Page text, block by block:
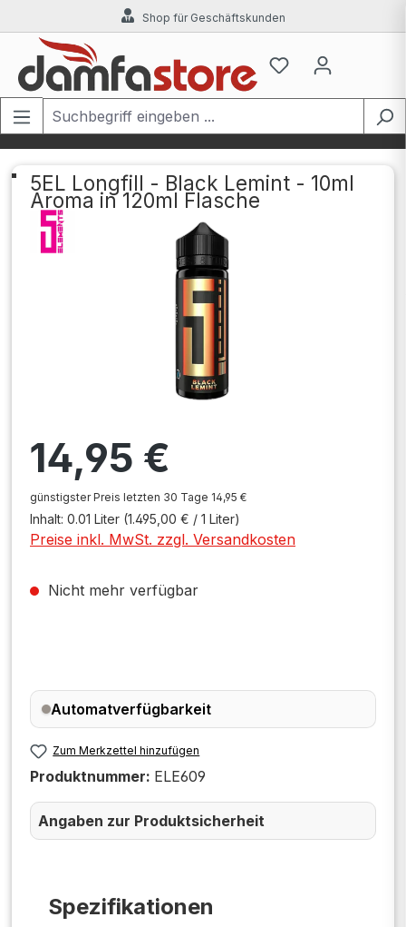
Zum Hauptinhalt springenShop für Geschäftskunden
5EL Longfill - Black Lemint - 10ml
Aroma in 120ml Flasche
Bildergalerie überspringen
Spezifikationen
14,95 €
günstigster Preis letzten 30 Tage 14,95 €
Inhalt: 0.01 Liter (1.495,00 € / 1 Liter)
Preise inkl. MwSt. zzgl. Versandkosten
Nicht mehr verfügbar
Automatverfügbarkeit
Zum Merkzettel hinzufügen
Produktnummer: ELE609
Angaben zur Produktsicherheit